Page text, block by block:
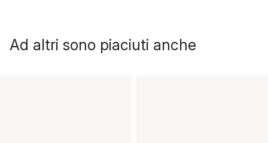
Ad altri sono piaciuti anche